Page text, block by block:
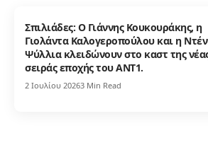
Σπιλιάδες: Ο Γιάννης Κουκουράκης, η
Γιολάντα Καλογεροπούλου και η
Ψύλλια κλειδώνουν στο καστ της
σειράς εποχής του ΑΝΤ1.
2 Ιουλίου 20263 Min Read